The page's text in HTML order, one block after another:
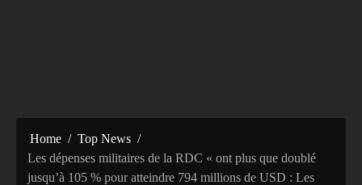
Home
Top News
Les dépenses militaires de la RDC « ont plus que doublé
jusqu’à 105 % pour atteindre 794 millions de USD : Les